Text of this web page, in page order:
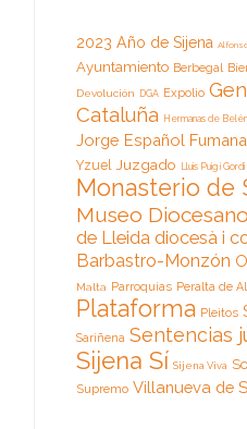
2023 Año de Sijena
Ayuntamiento Berbegal
Devolución DGA Expolio
Cataluña Hermanas de Belén
Jorge Español
Yzuel Juzgado Lluis Puig i Gordi
Monasterio de
Museo
de Lleida diocesà i
Barbastro-Monzón
Malta Parroquias Peralta de
Plataforma Pleitos
Sariñena Sentencias
Sijena Sí Sijena Viva
Supremo Villanueva de